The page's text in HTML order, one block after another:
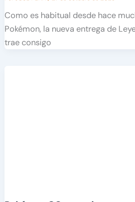
Como es habitual desde hace
Pokémon, la nueva entrega de
trae consigo